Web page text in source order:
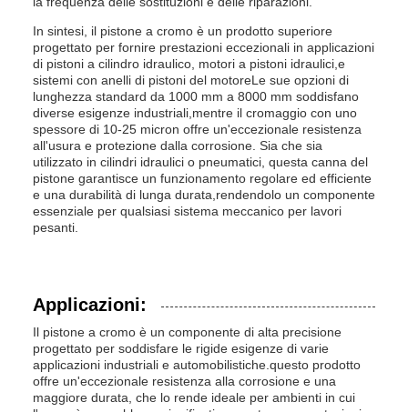
In sintesi, il pistone a cromo è un prodotto superiore
progettato per fornire prestazioni eccezionali in applicazioni
di pistoni a cilindro idraulico, motori a pistoni idraulici,e
sistemi con anelli di pistoni del motoreLe sue opzioni di
lunghezza standard da 1000 mm a 8000 mm soddisfano
diverse esigenze industriali,mentre il cromaggio con uno
spessore di 10-25 micron offre un'eccezionale resistenza
all'usura e protezione dalla corrosione. Sia che sia
utilizzato in cilindri idraulici o pneumatici, questa canna del
pistone garantisce un funzionamento regolare ed efficiente
e una durabilità di lunga durata,rendendolo un componente
essenziale per qualsiasi sistema meccanico per lavori
pesanti.
Applicazioni:
Il pistone a cromo è un componente di alta precisione
progettato per soddisfare le rigide esigenze di varie
applicazioni industriali e automobilistiche.questo prodotto
offre un'eccezionale resistenza alla corrosione e una
maggiore durata, che lo rende ideale per ambienti in cui